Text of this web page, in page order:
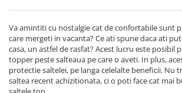
Va amintiti cu nostalgie cat de confortabile sunt
care mergeti in vacanta? Ce ati spune daca ati
casa, un astfel de rasfat? Acest lucru este posibil
topper peste salteaua pe care o aveti. In plus,
protectie saltelei, pe langa celelalte beneficii. Nu
saltea recent achizitionata, ci o poti face cat mai